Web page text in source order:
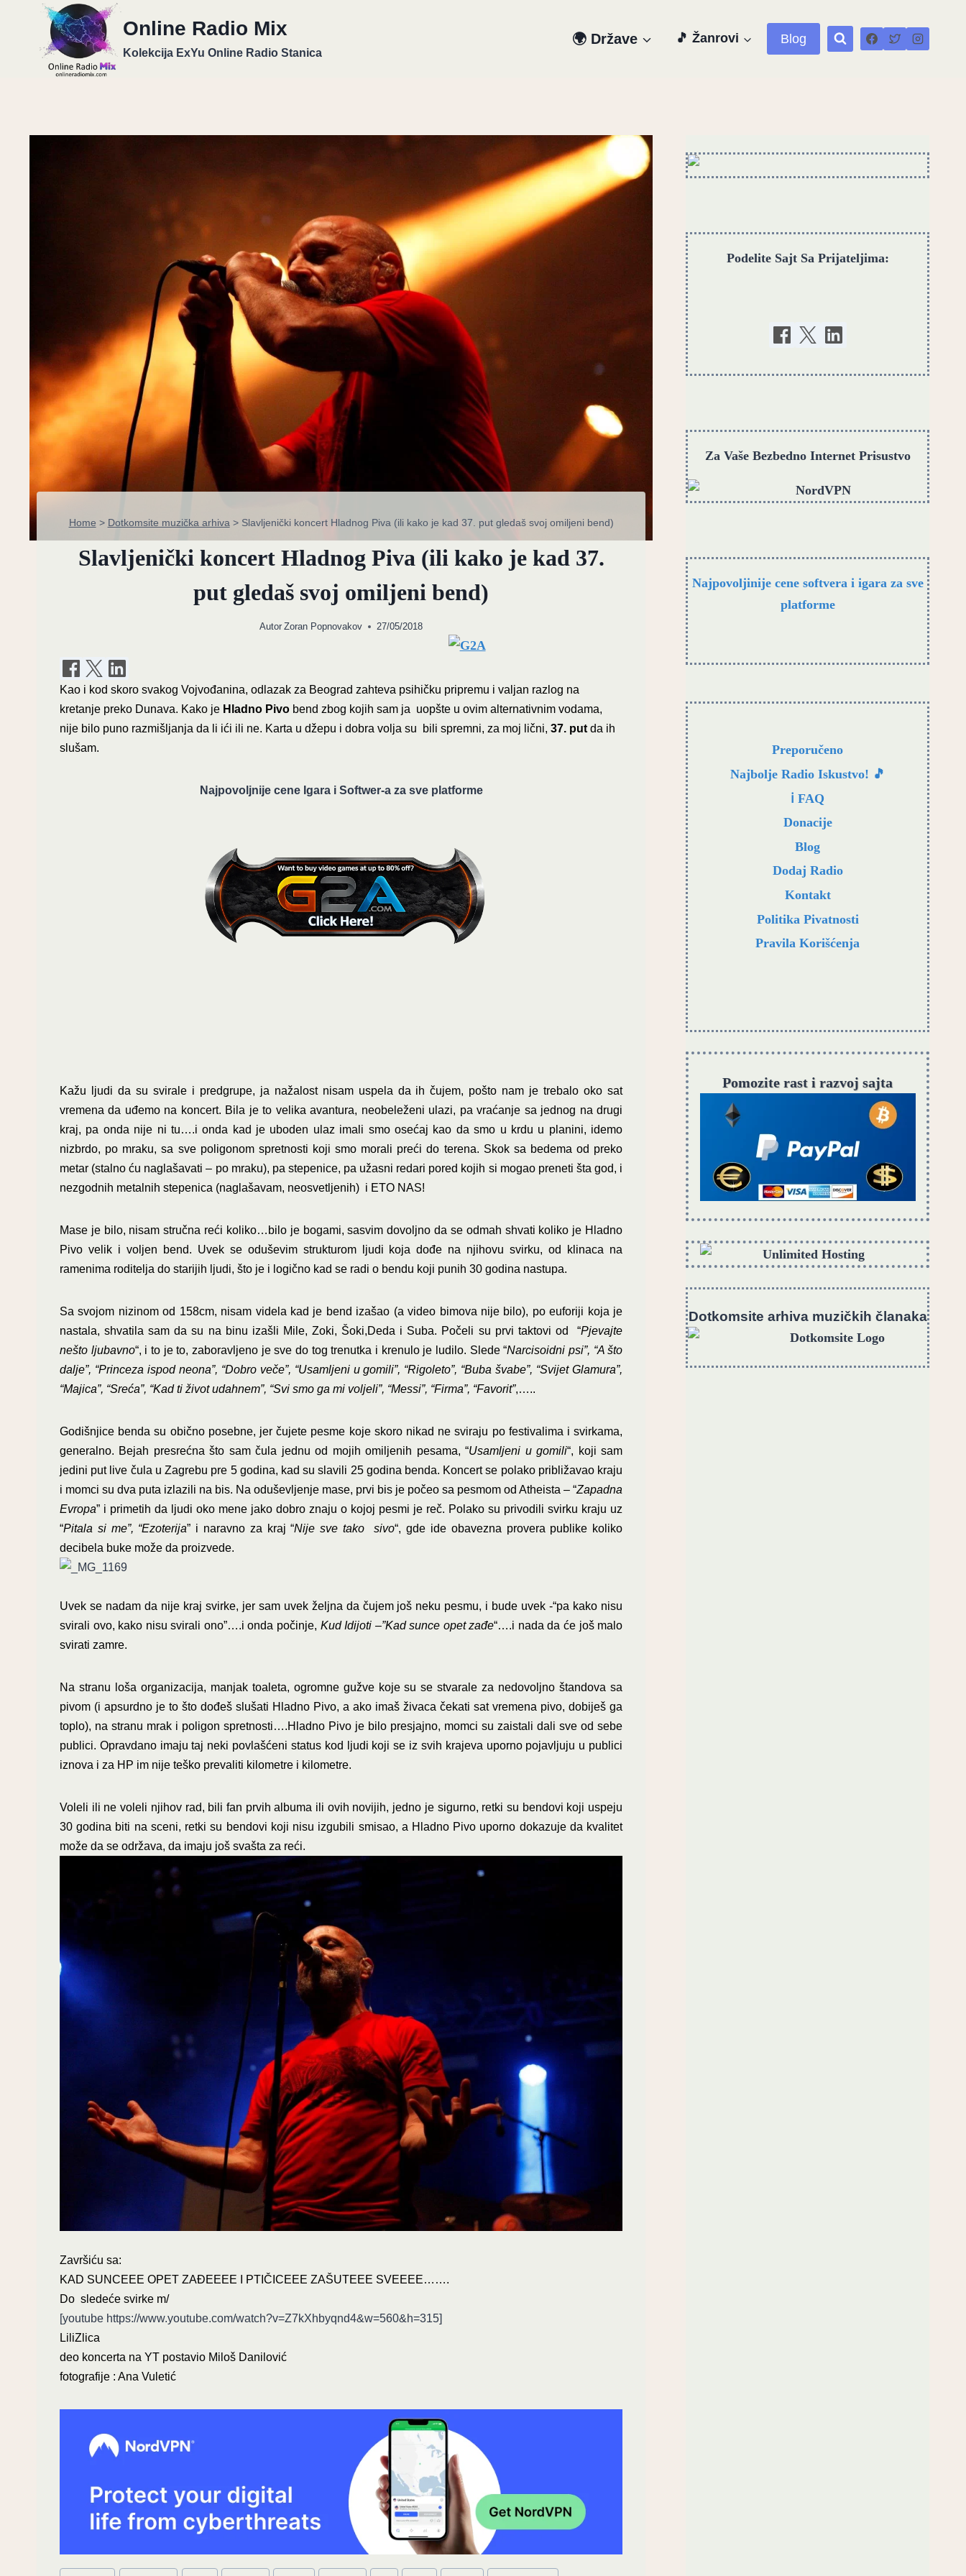
Online Radio Mix
Kolekcija ExYu Online Radio Stanica
🌍 Države 🎵 Žanrovi Blog
Home > Dotkomsite muzička arhiva > Slavljenički koncert Hladnog Piva (ili kako je kad 37. put gledaš svoj omiljeni bend)
Slavljenički koncert Hladnog Piva (ili kako je kad 37.
put gledaš svoj omiljeni bend)
Autor Zoran Popnovakov 27/05/2018
Kao i kod skoro svakog Vojvođanina, odlazak za Beograd zahteva psihičku pripremu i valjan razlog na
kretanje preko Dunava. Kako je Hladno Pivo bend zbog kojih sam ja uopšte u ovim alternativnim vodama,
nije bilo puno razmišljanja da li ići ili ne. Karta u džepu i dobra volja su bili spremni, za moj lični, 37. put da ih
slušam.
Najpovoljnije cene Igara i Softwer-a za sve platforme
Kažu ljudi da su svirale i predgrupe, ja nažalost nisam uspela da ih čujem, pošto nam je trebalo oko sat
vremena da uđemo na koncert. Bila je to velika avantura, neobeleženi ulazi, pa vraćanje sa jednog na drugi
kraj, pa onda nije ni tu….i onda kad je uboden ulaz imali smo osećaj kao da smo u krdu u planini, idemo
nizbrdo, po mraku, sa sve poligonom spretnosti koji smo morali preći do terena. Skok sa bedema od preko
metar (stalno ću naglašavati – po mraku), pa stepenice, pa užasni redari pored kojih si mogao preneti šta god, i
nezgodnih metalnih stepenica (naglašavam, neosvetljenih) i ETO NAS!
Mase je bilo, nisam stručna reći koliko…bilo je bogami, sasvim dovoljno da se odmah shvati koliko je Hladno
Pivo velik i voljen bend. Uvek se oduševim strukturom ljudi koja dođe na njihovu svirku, od klinaca na
ramenima roditelja do starijih ljudi, što je i logično kad se radi o bendu koji punih 30 godina nastupa.
Sa svojom nizinom od 158cm, nisam videla kad je bend izašao (a video bimova nije bilo), po euforiji koja je
nastala, shvatila sam da su na binu izašli Mile, Zoki, Šoki,Deda i Suba. Počeli su prvi taktovi od “Pjevajte
nešto ljubavno“, i to je to, zaboravljeno je sve do tog trenutka i krenulo je ludilo. Slede “Narcisoidni psi”, “A što
dalje”, “Princeza ispod neona”, “Dobro veče”, “Usamljeni u gomili”, “Rigoleto”, “Buba švabe”, “Svijet Glamura”,
“Majica”, “Sreća”, “Kad ti život udahnem”, “Svi smo ga mi voljeli”, “Messi”, “Firma”, “Favorit”,…..
Godišnjice benda su obično posebne, jer čujete pesme koje skoro nikad ne sviraju po festivalima i svirkama,
generalno. Bejah presrećna što sam čula jednu od mojih omiljenih pesama, “Usamljeni u gomili“, koji sam
jedini put live čula u Zagrebu pre 5 godina, kad su slavili 25 godina benda. Koncert se polako približavao kraju
i momci su dva puta izlazili na bis. Na oduševljenje mase, prvi bis je počeo sa pesmom od Atheista – “Zapadna
Evropa” i primetih da ljudi oko mene jako dobro znaju o kojoj pesmi je reč. Polako su privodili svirku kraju uz
“Pitala si me”, “Ezoterija” i naravno za kraj “Nije sve tako sivo“, gde ide obavezna provera publike koliko
decibela buke može da proizvede.
Uvek se nadam da nije kraj svirke, jer sam uvek željna da čujem još neku pesmu, i bude uvek -“pa kako nisu
svirali ovo, kako nisu svirali ono”….i onda počinje, Kud Idijoti –”Kad sunce opet zađe“….i nada da će još malo
svirati zamre.
Na stranu loša organizacija, manjak toaleta, ogromne gužve koje su se stvarale za nedovoljno štandova sa
pivom (i apsurdno je to što dođeš slušati Hladno Pivo, a ako imaš živaca čekati sat vremena pivo, dobiješ ga
toplo), na stranu mrak i poligon spretnosti….Hladno Pivo je bilo presjajno, momci su zaistali dali sve od sebe
publici. Opravdano imaju taj neki povlašćeni status kod ljudi koji se iz svih krajeva uporno pojavljuju u publici
iznova i za HP im nije teško prevaliti kilometre i kilometre.
Voleli ili ne voleli njihov rad, bili fan prvih albuma ili ovih novijih, jedno je sigurno, retki su bendovi koji uspeju
30 godina biti na sceni, retki su bendovi koji nisu izgubili smisao, a Hladno Pivo uporno dokazuje da kvalitet
može da se održava, da imaju još svašta za reći.
Završiću sa:
KAD SUNCEEE OPET ZAĐEEEE I PTIČICEEE ZAŠUTEEE SVEEEE…….
Do sledeće svirke m/
[youtube https://www.youtube.com/watch?v=Z7kXhbyqnd4&w=560&h=315]
LiliZlica
deo koncerta na YT postavio Miloš Danilović
fotografije : Ana Vuletić
Post
Podelite Sajt Sa Prijateljima:
Za Vaše Bezbedno Internet Prisustvo
Najpovoljinije cene softvera i igara za sve
platforme
Preporučeno
Najbolje Radio Iskustvo! 🎵
ℹ️ FAQ
Donacije
Blog
Dodaj Radio
Kontakt
Politika Pivatnosti
Pravila Korišćenja
Pomozite rast i razvoj sajta
Dotkomsite arhiva muzičkih članaka